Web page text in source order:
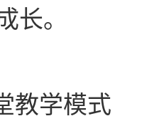
长。
学模式